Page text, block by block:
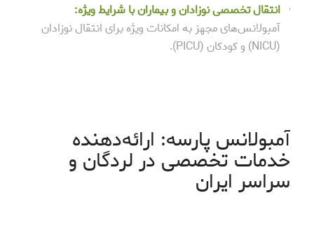
انتقال تخصصی نوزادان و بیماران با شرایط ویژه:
آمبولانس‌های مجهز به امکانات ویژه برای انتقال نوزادان
(NICU) و کودکان (PICU).
آمبولانس پارسه: ارائه‌دهنده
خدمات تخصصی در لردگان و
سراسر ایران